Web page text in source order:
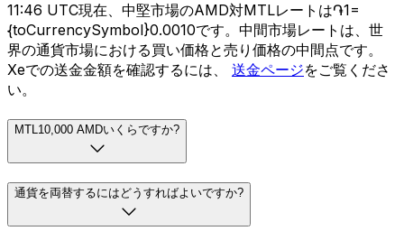
11:46 UTC現在、中堅市場のAMD対MTLレートは֏1=
{toCurrencySymbol}0.0010です。中間市場レートは、世
界の通貨市場における買い価格と売り価格の中間点です。
Xeでの送金金額を確認するには、 送金ページをご覧くださ
い。
MTL10,000 AMDいくらですか?
通貨を両替するにはどうすればよいですか?